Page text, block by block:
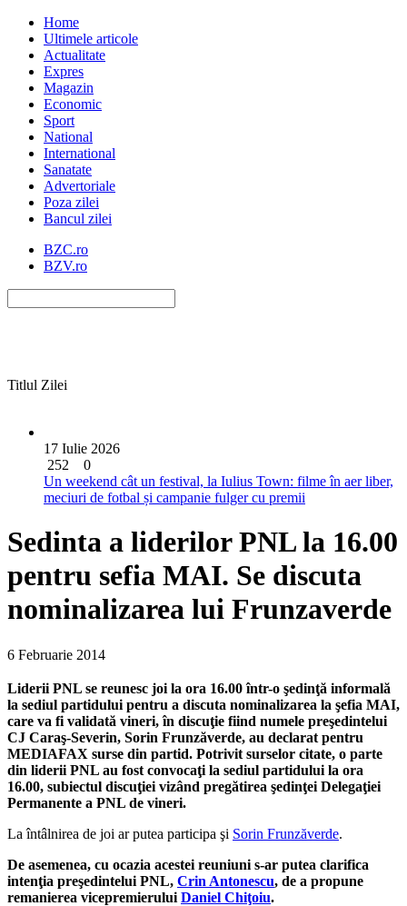
Home
Ultimele articole
Actualitate
Expres
Magazin
Economic
Sport
National
International
Sanatate
Advertoriale
Poza zilei
Bancul zilei
BZC.ro
BZV.ro
Titlul Zilei
17 Iulie 2026
252
0
Un weekend cât un festival, la Iulius Town: filme în aer liber,
meciuri de fotbal și campanie fulger cu premii
Sedinta a liderilor PNL la 16.00
pentru sefia MAI. Se discuta
nominalizarea lui Frunzaverde
6 Februarie 2014
Liderii PNL se reunesc joi la ora 16.00 într-o şedinţă informală
la sediul partidului pentru a discuta nominalizarea la şefia MAI,
care va fi validată vineri, în discuţie fiind numele preşedintelui
CJ Caraş-Severin, Sorin Frunzăverde, au declarat pentru
MEDIAFAX surse din partid. Potrivit surselor citate, o parte
din liderii PNL au fost convocaţi la sediul partidului la ora
16.00, subiectul discuţiei vizând pregătirea şedinţei Delegaţiei
Permanente a PNL de vineri.
La întâlnirea de joi ar putea participa şi Sorin Frunzăverde.
De asemenea, cu ocazia acestei reuniuni s-ar putea clarifica
intenţia preşedintelui PNL, Crin Antonescu, de a propune
remanierea vicepremierului Daniel Chiţoiu.